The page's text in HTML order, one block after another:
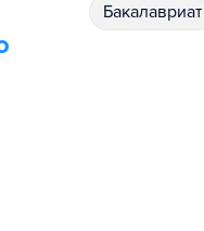
бакалавриат